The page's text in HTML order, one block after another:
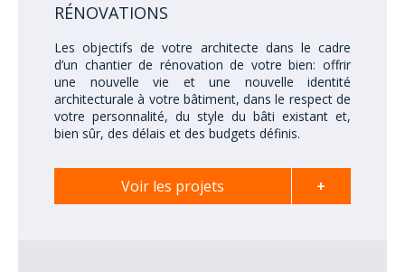
RÉNOVATIONS
Les objectifs de votre architecte dans le cadre
d’un chantier de rénovation de votre bien: offrir
une nouvelle vie et une nouvelle identité
architecturale à votre bâtiment, dans le respect de
votre personnalité, du style du bâti existant et,
bien sûr, des délais et des budgets définis.
Voir les projets +